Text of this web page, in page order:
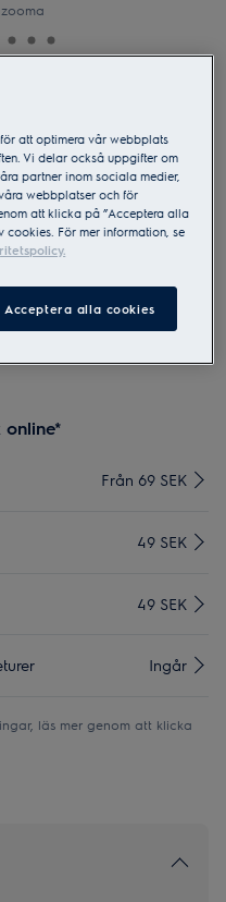
enligt EU-
Läs hela
produkten.
Från 69 SEK
49 SEK
49 SEK
Ingår
läs mer genom att klicka
att optimera vår webbplats
Vi delar också uppgifter om
partner inom sociala medier,
webbplatser och för
att klicka på ”Acceptera alla
För mer information, se
Acceptera alla cookies